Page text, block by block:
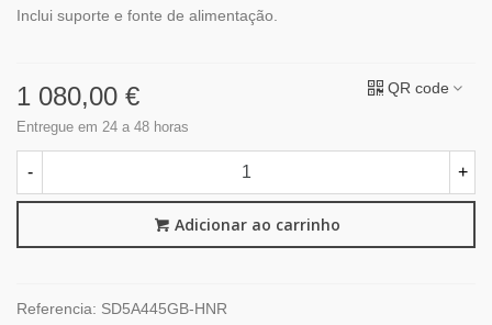
Inclui suporte e fonte de alimentação.
1 080,00 €
Entregue em 24 a 48 horas
QR code
- +
Adicionar ao carrinho
Referencia: SD5A445GB-HNR